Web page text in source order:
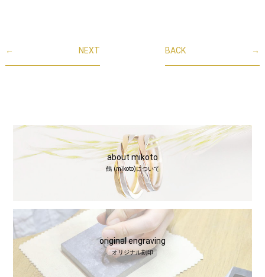
← NEXT →
BACK
about mikoto
鶴 (mikoto)について
original engraving
オリジナル刻印